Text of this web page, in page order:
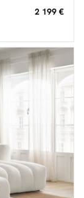
2 199 €